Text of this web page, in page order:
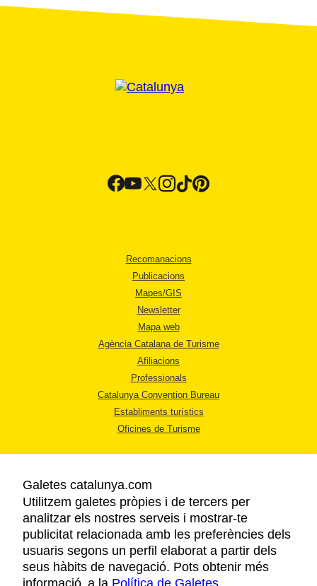
Recomanacions
Publicacions
Mapes/GIS
Newsletter
Mapa web
Agència Catalana de Turisme
Afiliacions
Professionals
Catalunya Convention Bureau
Establiments turístics
Oficines de Turisme
AVÍS LEGAL
POLÍTICA DE PRIVACITAT
COOKIES
ACCESSIBILITAT
Galetes catalunya.com
Utilitzem galetes pròpies i de tercers per
analitzar els nostres serveis i mostrar-te
publicitat relacionada amb les preferències dels
usuaris segons un perfil elaborat a partir dels
seus hàbits de navegació. Pots obtenir més
informació a la Política de Galetes